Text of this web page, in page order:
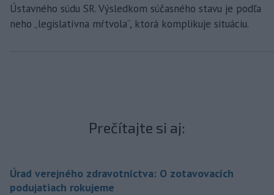
Ústavného súdu SR. Výsledkom súčasného stavu je podľa
neho „legislatívna mŕtvola“, ktorá komplikuje situáciu.
Prečítajte si aj:
Úrad verejného zdravotníctva: O zotavovacích
podujatiach rokujeme